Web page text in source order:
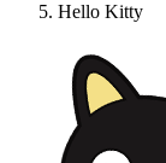
Hello Kitty